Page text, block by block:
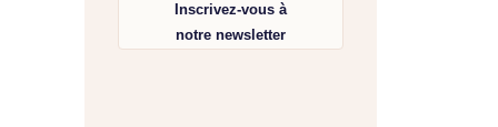
Inscrivez-vous à
notre newsletter